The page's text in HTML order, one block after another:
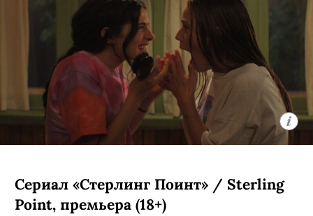
Сериал «Стерлинг Поинт» / Sterling
Point, премьера (18+)